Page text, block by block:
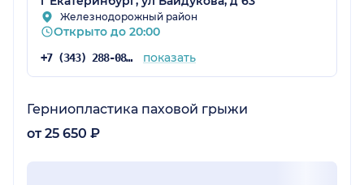
Железнодорожный район
Открыто до 20:00
+7 (343) 288-08-21 показать
Герниопластика паховой грыжи
от 25 650 ₽